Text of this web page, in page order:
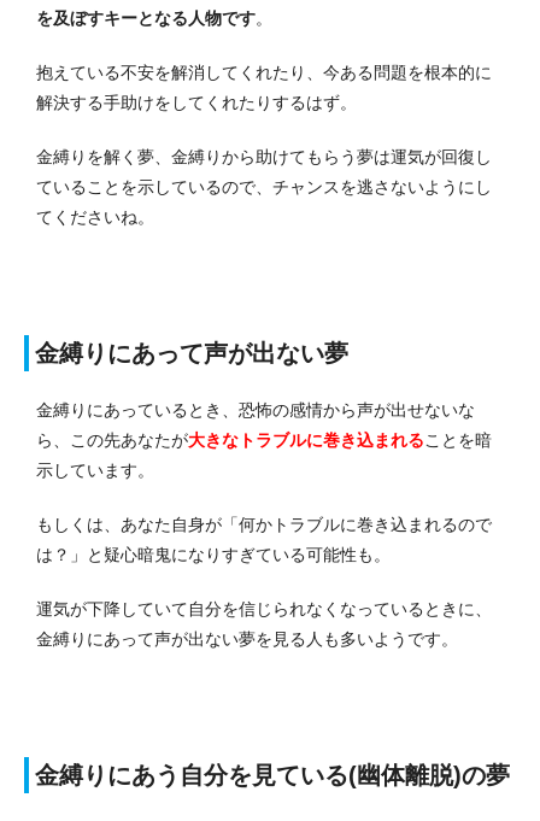
を及ぼすキーとなる人物です。
抱えている不安を解消してくれたり、今ある問題を根本的に
解決する手助けをしてくれたりするはず。
金縛りを解く夢、金縛りから助けてもらう夢は運気が回復し
ていることを示しているので、チャンスを逃さないようにし
てくださいね。
金縛りにあって声が出ない夢
金縛りにあっているとき、恐怖の感情から声が出せないな
ら、この先あなたが大きなトラブルに巻き込まれることを暗
示しています。
もしくは、あなた自身が「何かトラブルに巻き込まれるので
は？」と疑心暗鬼になりすぎている可能性も。
運気が下降していて自分を信じられなくなっているときに、
金縛りにあって声が出ない夢を見る人も多いようです。
金縛りにあう自分を見ている(幽体離脱)の夢